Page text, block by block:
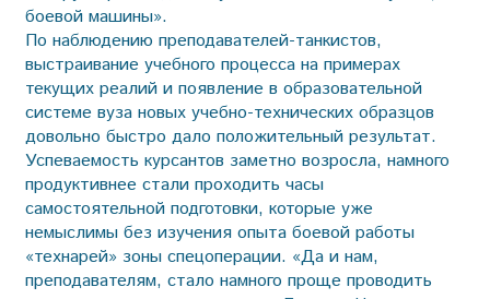
боевой машины».
По наблюдению преподавателей-танкистов,
выстраивание учебного процесса на примерах
текущих реалий и появление в образовательной
системе вуза новых учебно-технических образцов
довольно быстро дало положительный результат.
Успеваемость курсантов заметно возросла, намного
продуктивнее стали проходить часы
самостоятельной подготовки, которые уже
немыслимы без изучения опыта боевой работы
«технарей» зоны спецоперации. «Да и нам,
преподавателям, стало намного проще проводить